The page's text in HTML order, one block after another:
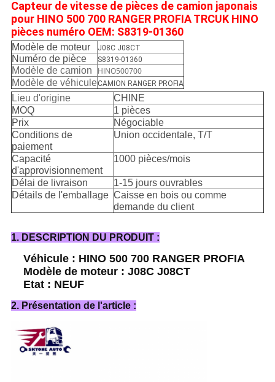
Capteur de vitesse de pièces de camion japonais
pour HINO 500 700 RANGER PROFIA TRCUK HINO
pièces numéro OEM: S8319-01360
Modèle de moteur J08C J08CT
Numéro de pièce S8319-01360
Modèle de camion
HINO500700
Modèle de véhiculeCAMION RANGER PROFIA
Lieu d'origine
CHINE
MOQ
1 pièces
Prix
Négociable
Conditions de
paiement
Union occidentale, T/T
Capacité
d'approvisionnement
1000 pièces/mois
Délai de livraison
1-15 jours ouvrables
Détails de l'emballage Caisse en bois ou comme
demande du client
1. DESCRIPTION DU PRODUIT :
Véhicule : HINO 500 700 RANGER PROFIA
Modèle de moteur : J08C J08CT
Etat : NEUF
2. Présentation de l'article :